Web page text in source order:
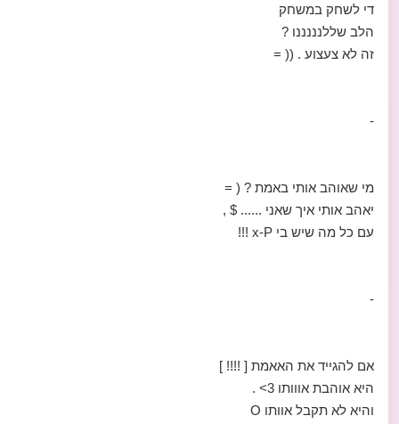
די לשחק במשחק
הלב שללנננננו ?
זה לא צעצוע . (( =
-
מי שאוהב אותי באמת ? ( =
יאהב אותי איך שאני ...... $ ,
עם כל מה שיש בי x-P !!!
-
אם להגייד את האאמת [ !!!! ]
היא אוהבת אווותו 3> .
והיא לא תקבל אוותו O